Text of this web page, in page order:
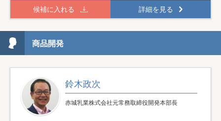
候補に入れる 詳細を見る
商品開発
鈴木政次
赤城乳業株式会社元常務取締役開発本部長